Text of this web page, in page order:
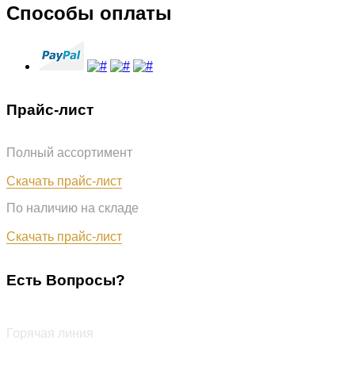
Способы оплаты
Прайс-лист
Полный ассортимент
Скачать прайс-лист
По наличию на складе
Скачать прайс-лист
Есть Вопросы?
Горячая линия